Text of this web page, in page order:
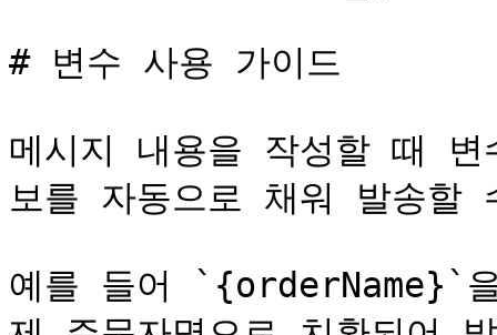
# 변수 사용 가이드
메시지 내용을 작성할 때
보를 자동으로 채워 발송할
예를 들어 `{orderName}`